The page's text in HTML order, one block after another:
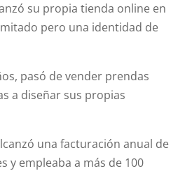
su propia tienda online en
pero una identidad de
pasó de vender prendas
a diseñar sus propias
una facturación anual de
y empleaba a más de 100